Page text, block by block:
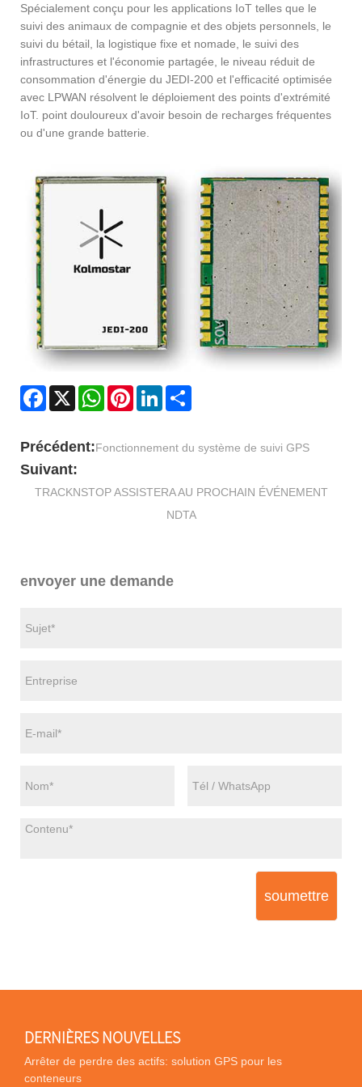
Spécialement conçu pour les applications IoT telles que le
suivi des animaux de compagnie et des objets personnels, le
suivi du bétail, la logistique fixe et nomade, le suivi des
infrastructures et l'économie partagée, le niveau réduit de
consommation d'énergie du JEDI-200 et l'efficacité optimisée
avec LPWAN résolvent le déploiement des points d'extrémité
IoT. point douloureux d'avoir besoin de recharges fréquentes
ou d'une grande batterie.
Facebook
X WhatsAppPinterestLinkedIn
Précédent:Fonctionnement du système de suivi GPS
Suivant:
TRACKNSTOP ASSISTERA AU PROCHAIN ​​ÉVÉNEMENT
NDTA
envoyer une demande
soumettre
DERNIÈRES NOUVELLES
Arrêter de perdre des actifs: solution GPS pour les
conteneurs